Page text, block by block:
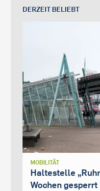
DERZEIT BELIEBT
MOBILITÄT
Haltestelle
Wochen gesperrt